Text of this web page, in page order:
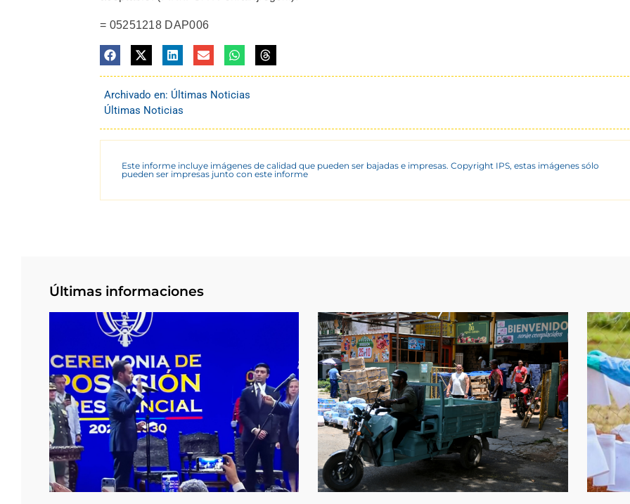
= 05251218 DAP006
Archivado en: Últimas Noticias
Últimas Noticias
Este informe incluye imágenes de calidad que pueden ser bajadas e impresas. Copyright IPS, estas imágenes sólo
pueden ser impresas junto con este informe
Últimas informaciones